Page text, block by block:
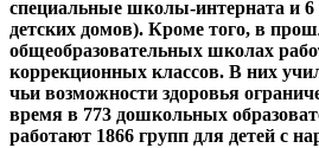
специальные школы-интерната и
детских домов). Кроме того, в
общеобразовательных школах
коррекционных классов. В них
чьи возможности здоровья
время в 773 дошкольных
работают 1866 групп для детей с